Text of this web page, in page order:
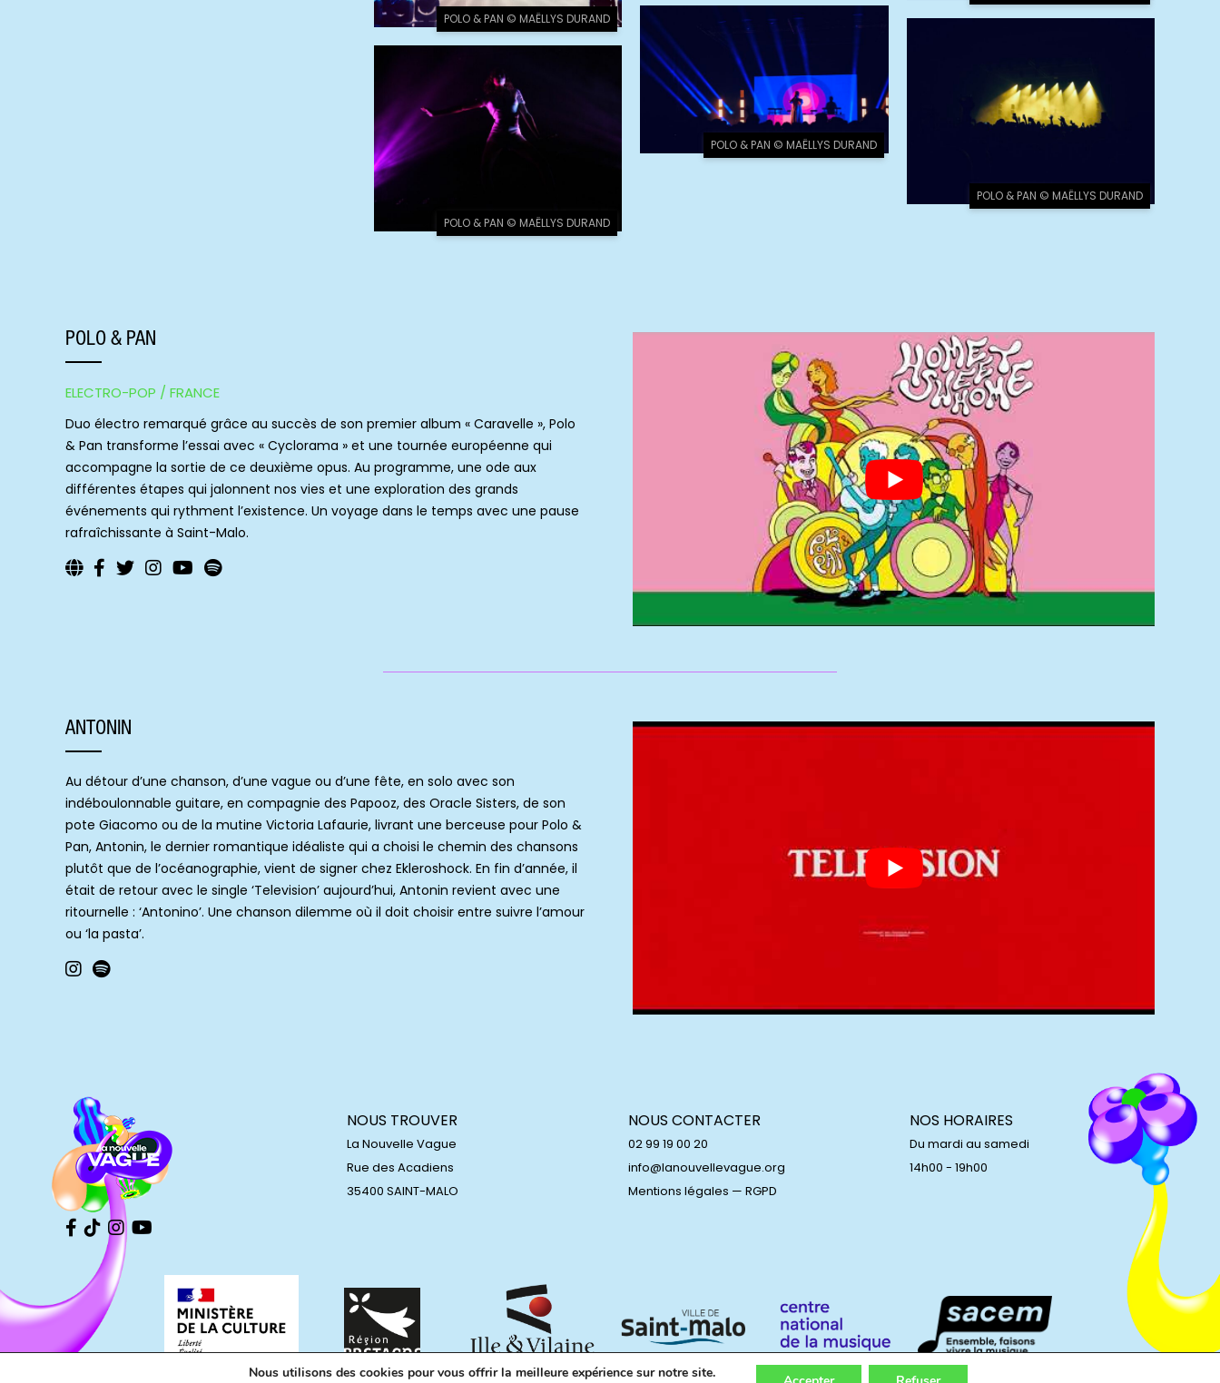
POLO & PAN © MAËLLYS DURAND
POLO & PAN © MAËLLYS DURAND
POLO & PAN © MAËLLYS DURAND
POLO & PAN © MAËLLYS DURAND
POLO & PAN
ELECTRO-POP / FRANCE
Duo électro remarqué grâce au succès de son premier album « Caravelle », Polo
& Pan transforme l’essai avec « Cyclorama » et une tournée européenne qui
accompagne la sortie de ce deuxième opus. Au programme, une ode aux
différentes étapes qui jalonnent nos vies et une exploration des grands
événements qui rythment l’existence. Un voyage dans le temps avec une pause
rafraîchissante à Saint-Malo.
ANTONIN
Au détour d’une chanson, d’une vague ou d’une fête, en solo avec son
indéboulonnable guitare, en compagnie des Papooz, des Oracle Sisters, de son
pote Giacomo ou de la mutine Victoria Lafaurie, livrant une berceuse pour Polo &
Pan, Antonin, le dernier romantique idéaliste qui a choisi le chemin des chansons
plutôt que de l’océanographie, vient de signer chez Ekleroshock. En fin d’année, il
était de retour avec le single ‘Television’ aujourd’hui, Antonin revient avec une
ritournelle : ‘Antonino’. Une chanson dilemme où il doit choisir entre suivre l’amour
ou ‘la pasta’.
NOUS TROUVER
La Nouvelle Vague
Rue des Acadiens
35400 SAINT-MALO
NOUS CONTACTER
02 99 19 00 20
info@lanouvellevague.org
Mentions légales — RGPD
NOS HORAIRES
Du mardi au samedi
14h00 - 19h00
Nous utilisons des cookies pour vous offrir la meilleure expérience sur notre site.